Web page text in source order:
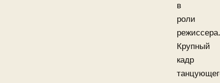
в
роли
режиссера.
Крупный
кадр